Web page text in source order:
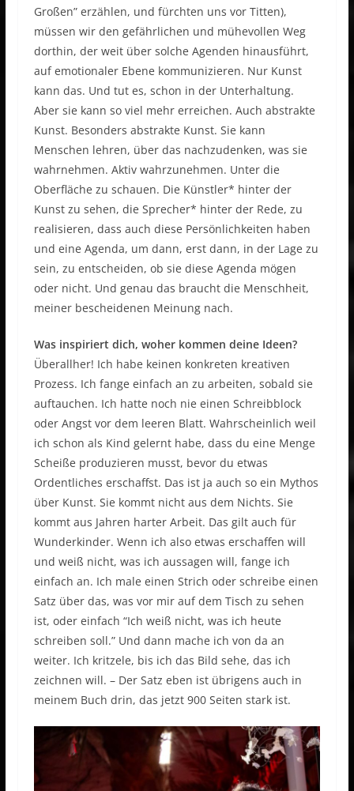
Großen” erzählen, und fürchten uns vor Titten),
müssen wir den gefährlichen und mühevollen Weg
dorthin, der weit über solche Agenden hinausführt,
auf emotionaler Ebene kommunizieren. Nur Kunst
kann das. Und tut es, schon in der Unterhaltung.
Aber sie kann so viel mehr erreichen. Auch abstrakte
Kunst. Besonders abstrakte Kunst. Sie kann
Menschen lehren, über das nachzudenken, was sie
wahrnehmen. Aktiv wahrzunehmen. Unter die
Oberfläche zu schauen. Die Künstler* hinter der
Kunst zu sehen, die Sprecher* hinter der Rede, zu
realisieren, dass auch diese Persönlichkeiten haben
und eine Agenda, um dann, erst dann, in der Lage zu
sein, zu entscheiden, ob sie diese Agenda mögen
oder nicht. Und genau das braucht die Menschheit,
meiner bescheidenen Meinung nach.
Was inspiriert dich, woher kommen deine Ideen?
Überallher! Ich habe keinen konkreten kreativen
Prozess. Ich fange einfach an zu arbeiten, sobald sie
auftauchen. Ich hatte noch nie einen Schreibblock
oder Angst vor dem leeren Blatt. Wahrscheinlich weil
ich schon als Kind gelernt habe, dass du eine Menge
Scheiße produzieren musst, bevor du etwas
Ordentliches erschaffst. Das ist ja auch so ein Mythos
über Kunst. Sie kommt nicht aus dem Nichts. Sie
kommt aus Jahren harter Arbeit. Das gilt auch für
Wunderkinder. Wenn ich also etwas erschaffen will
und weiß nicht, was ich aussagen will, fange ich
einfach an. Ich male einen Strich oder schreibe einen
Satz über das, was vor mir auf dem Tisch zu sehen
ist, oder einfach “Ich weiß nicht, was ich heute
schreiben soll.” Und dann mache ich von da an
weiter. Ich kritzele, bis ich das Bild sehe, das ich
zeichnen will. – Der Satz eben ist übrigens auch in
meinem Buch drin, das jetzt 900 Seiten stark ist.